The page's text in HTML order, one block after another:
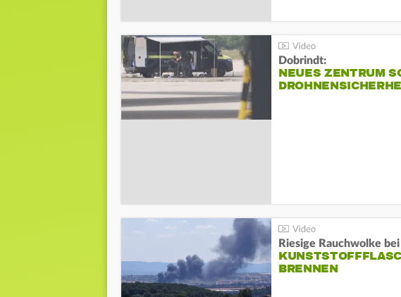
Dobrindt:
NEUES ZENTRUM
Riesige Rauchwolke
BRENNEN